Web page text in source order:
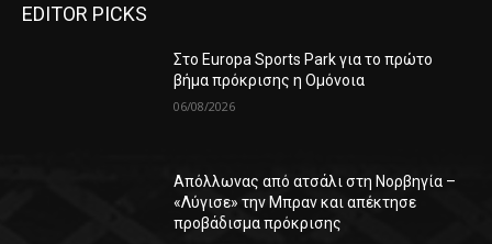
EDITOR PICKS
Στο Europa Sports Park για το πρώτο
βήμα πρόκρισης η Ομόνοια
06/08/2026
Απόλλωνας από ατσάλι στη Νορβηγία –
«Λύγισε» την Μπραν και απέκτησε
προβάδισμα πρόκρισης